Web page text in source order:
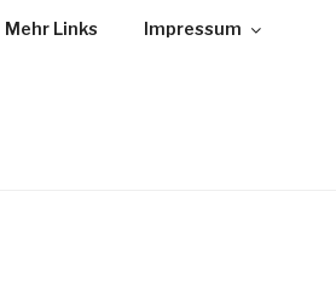
Mehr Links Impressum